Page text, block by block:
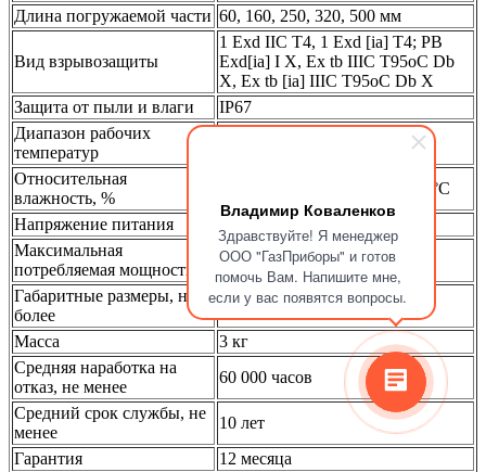
Владимир Коваленков
Здравствуйте! Я менеджер
ООО "ГазПриборы" и готов
помочь Вам. Напишите мне,
если у вас появятся вопросы.
Длина погружаемой части 60, 160, 250, 320, 500 мм
Вид взрывозащиты
1 Exd IIC T4, 1 Exd [ia] T4; PB
Exd[ia] I X, Ex tb IIIC T95oC Db
X, Ex tb [ia] IIIC T95oC Db X
Защита от пыли и влаги
IP67
Диапазон рабочих
температур
Относительная
влажность, %
до 93 % при температуре 40 °С
Напряжение питания
от 18 до 32 В
Максимальная
потребляемая мощность
не более 3 Вт
Габаритные размеры, не
более
130 х 130 х 90 мм
Масса
3 кг
Средняя наработка на
отказ, не менее
60 000 часов
Средний срок службы, не
менее
10 лет
Гарантия
12 месяца